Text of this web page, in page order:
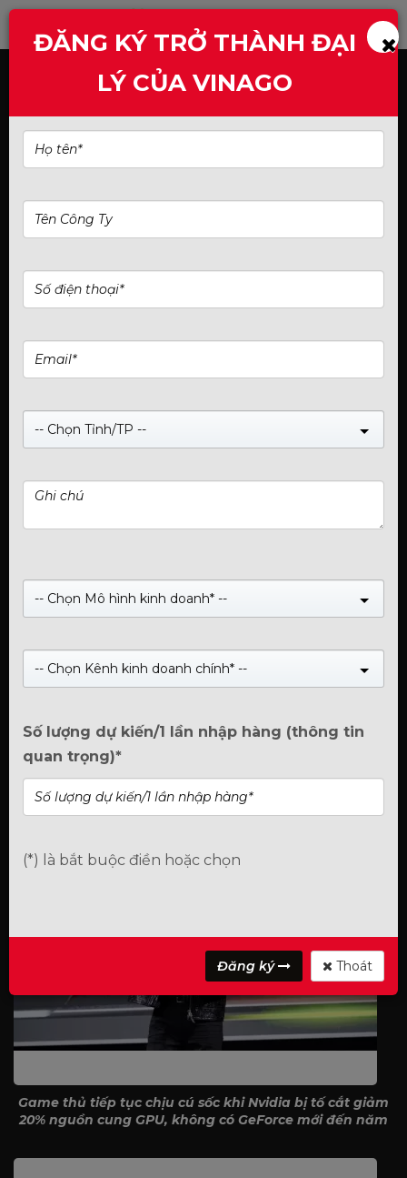
Hình thức thanh toán
Thng báo cập nhật số tài khoản
Gửi bình luận
bài viết này!
Tin Tức
Game thủ tiếp tục chịu cú sốc khi Nvidia bị tố cắt giảm
20% nguồn cung GPU, không có GeForce mới đến năm
ĐĂNG KÝ TRỞ THÀNH ĐẠI
LÝ CỦA VINAGO
-- Chọn Tỉnh/TP --
-- Chọn Mô hình kinh doanh* --
-- Chọn Kênh kinh doanh chính* --
Số lượng dự kiến/1 lần nhập hàng (thông tin
quan trọng)*
(*) là bắt buộc điền hoặc chọn
Đăng ký Thoát